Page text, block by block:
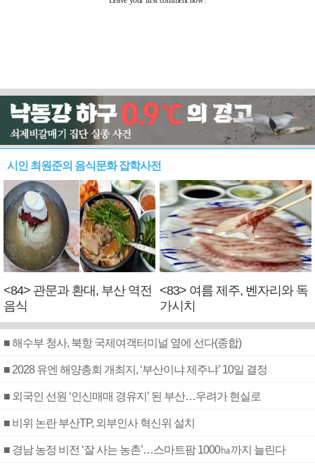
시인 최원준의 음식문화 잡학사전
<84> 관문과 환대, 부산 역전
음식
<83> 여름 제주, 벤자리와 독
가시치
■ 해수부 청사, 북항 국제여객터미널 옆에 선다(종합)
■ 2028 유엔 해양총회 개최지, ‘부산이냐 제주냐’ 10일 결정
■ 외국인 선원 ‘인신매매 경유지’ 된 부산…우려가 현실로
■ 비위 논란 부산TP, 외부인사 혁신위 설치
■ 경남 농정 비전 ‘잘 사는 농촌’…스마트팜 1000㏊까지 늘린다